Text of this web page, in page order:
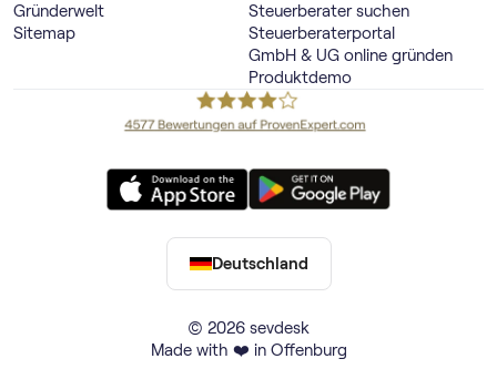
Gründerwelt
Sitemap
Steuerberater suchen
Steuerberaterportal
GmbH & UG online gründen
Produktdemo
© 2026 sevdesk
Made with ❤️ in Offenburg
Deutschland